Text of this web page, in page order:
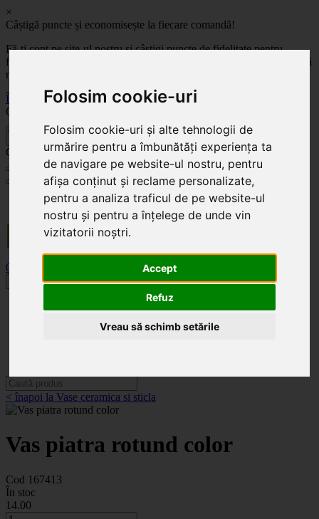
Folosim cookie-uri
Folosim cookie-uri și alte tehnologii de
urmărire pentru a îmbunătăți experiența ta
de navigare pe website-ul nostru, pentru
afișa conținut și reclame personalizate,
pentru a analiza traficul de pe website-ul
nostru și pentru a înțelege de unde vin
vizitatorii noștri.
Accept
Refuz
Vreau să schimb setările
×
Câștigă puncte și economisește la fiecare comandă!
Fă-ți cont pe site-ul nostru și câștigi puncte de fidelitate pentru
fiecare comandă! Cu cât comanzi mai mult, cu atât economisești mai
mult!
Înregistrează-te acum
Celoplast
Celoplast
Transportul este GRATUIT pentru comenzile mai mari de 350 Lei. Comanda minimă în
valoare de 100 Lei. Expediere în 1 - 2 zile lucrătoare.
0
Toggle navigation
Acasă
< înapoi la Vase ceramica si sticla
Vas piatra rotund color
Cod 167413
În stoc
14.00